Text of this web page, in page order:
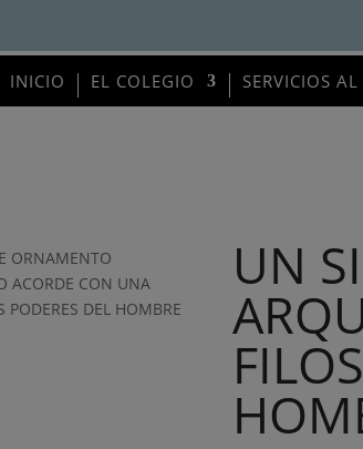
INICIO EL COLEGIO SERVICIOS
UN